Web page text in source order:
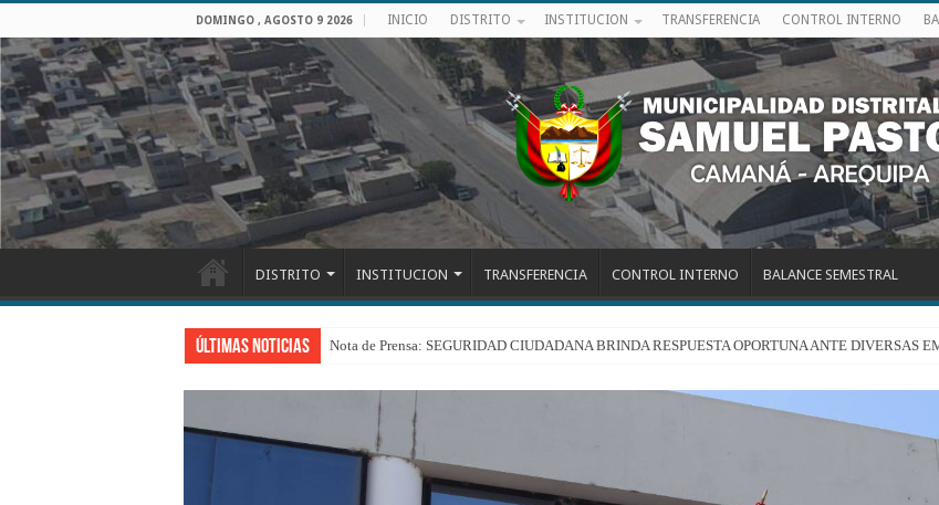
DOMINGO , AGOSTO 9 2026 INICIO DISTRITO INSTITUCION TRANSFERENCIA CONTROL INTERNO
DISTRITO INSTITUCION TRANSFERENCIA CONTROL INTERNO BALANCE SEMESTRAL
Últimas Noticias Nota de Prensa: SEGURIDAD CIUDADANA BRINDA RESPUESTA OPORTUNA ANTE DIVERSAS